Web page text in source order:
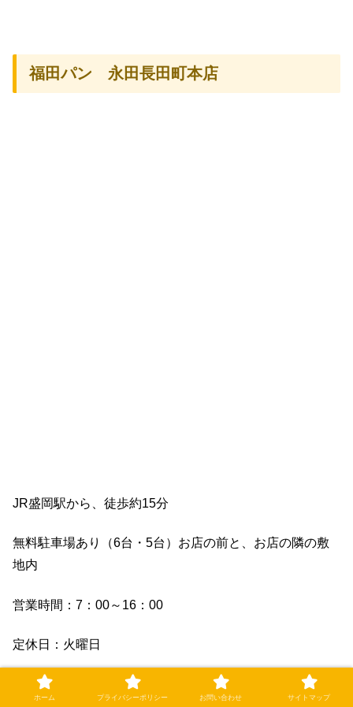
福田パン 永田長田町本店
JR盛岡駅から、徒歩約15分
無料駐車場あり（6台・5台）お店の前と、お店の隣の敷
地内
営業時間：7：00～16：00
定休日：火曜日
ホーム プライバシーポリシー お問い合わせ サイトマップ